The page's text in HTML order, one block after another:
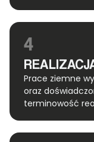
4
Prace ziemne
oraz
terminowość